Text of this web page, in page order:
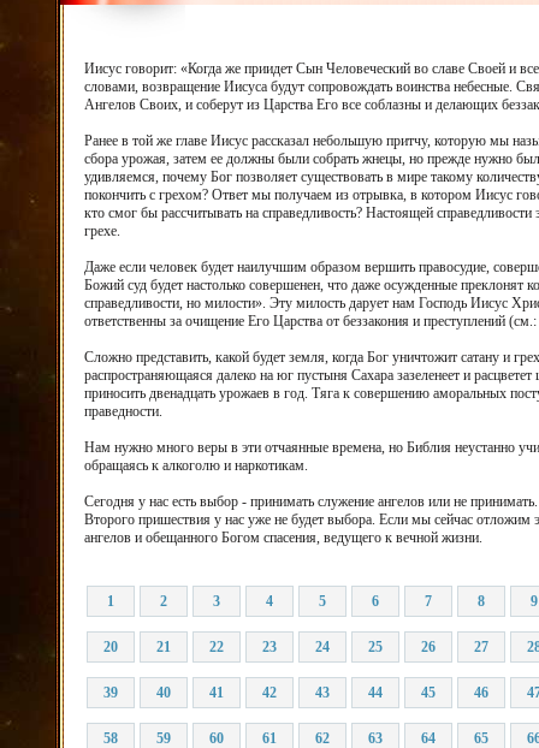
Иисус говорит: «Когда же приидет Сын Человеческий во славе Своей и
словами, возвращение Иисуса будут сопровождать воинства
Ангелов Своих, и соберут из Царства Его все соблазны и делающих
Ранее в той же главе Иисус рассказал небольшую притчу, которую мы
сбора урожая, затем ее должны были собрать жнецы, но прежде нужно
удивляемся, почему Бог позволяет существовать в мире такому
покончить с грехом? Ответ мы получаем из отрывка, в котором Иисус
кто смог бы рассчитывать на справедливость? Настоящей
грехе.
Даже если человек будет наилучшим образом вершить правосудие,
Божий суд будет настолько совершенен, что даже осужденные
справедливости, но милости». Эту милость дарует нам Господь Иисус
ответственны за очищение Его Царства от беззакония и преступлений
Сложно представить, какой будет земля, когда Бог уничтожит сатану и
распространяющаяся далеко на юг пустыня Сахара зазеленеет и
приносить двенадцать урожаев в год. Тяга к совершению аморальных
праведности.
Нам нужно много веры в эти отчаянные времена, но Библия неустанно
обращаясь к алкоголю и наркотикам.
Сегодня у нас есть выбор - принимать служение ангелов или не
Второго пришествия у нас уже не будет выбора. Если мы сейчас
ангелов и обещанного Богом спасения, ведущего к вечной жизни.
1 2 3 4 5 6 7 8 9
20 21 22 23 24 25 26 27
39 40 41 42 43 44 45 46
58 59 60 61 62 63 64 65